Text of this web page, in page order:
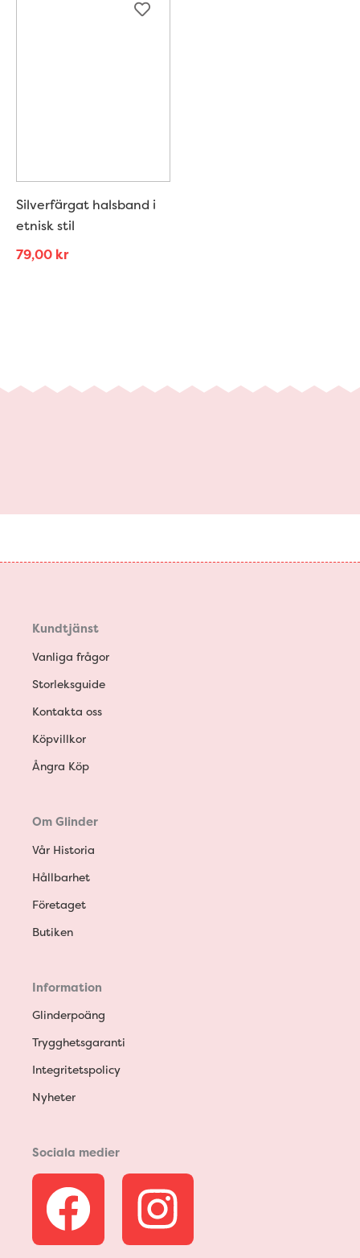
Silverfärgat halsband i
etnisk stil
79,00 kr
Kundtjänst
Vanliga frågor
Storleksguide
Kontakta oss
Köpvillkor
Ångra Köp
Om Glinder
Vår Historia
Hållbarhet
Företaget
Butiken
Information
Glinderpoäng
Trygghetsgaranti
Integritetspolicy
Nyheter
Sociala medier
F
a
I
n